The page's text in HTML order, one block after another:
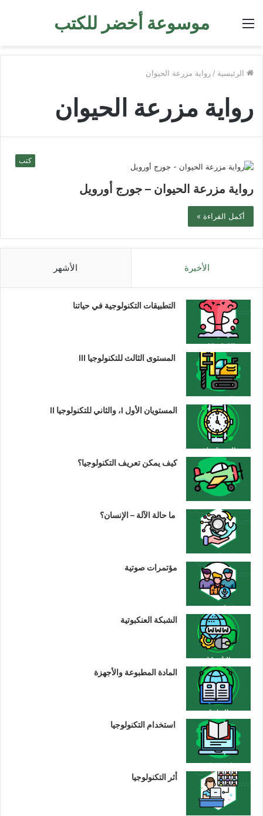
موسوعة أخضر للكتب القائمة
الرئيسية / رواية مزرعة الحيوان
رواية مزرعة الحيوان
كتب
رواية مزرعة الحيوان – جورج أورويل
أكمل القراءة »
الأخيرة الأشهر
التطبيقات التكنولوجية في حياتنا
المستوى الثالث للتكنولوجيا III
المستويان الأول I، والثاني للتكنولوجيا II
كيف يمكن تعريف التكنولوجيا؟
ما حالة الآلة – الإنسان؟
مؤتمرات صوتية
الشبكة العنكبوتية
المادة المطبوعة والأجهزة
استخدام التكنولوجيا
أثر التكنولوجيا